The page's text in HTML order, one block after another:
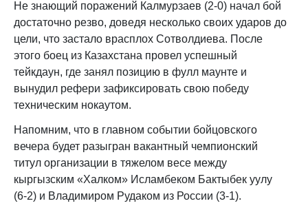
Не знающий поражений Калмурзаев (2-0) начал бой
достаточно резво, доведя несколько своих ударов до
цели, что застало врасплох Сотволдиева. После
этого боец из Казахстана провел успешный
тейкдаун, где занял позицию в фулл маунте и
вынудил рефери зафиксировать свою победу
техническим нокаутом.
Напомним, что в главном событии бойцовского
вечера будет разыгран вакантный чемпионский
титул организации в тяжелом весе между
кыргызским «Халком» Исламбеком Бактыбек уулу
(6-2) и Владимиром Рудаком из России (3-1).